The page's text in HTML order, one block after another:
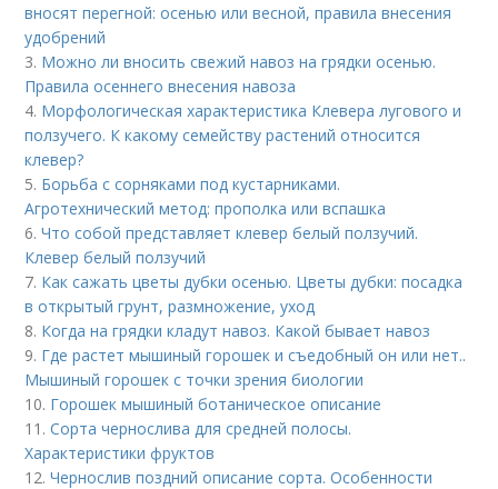
вносят перегной: осенью или весной, правила внесения
удобрений
3. Можно ли вносить свежий навоз на грядки осенью.
Правила осеннего внесения навоза
4. Морфологическая характеристика Клевера лугового и
ползучего. К какому семейству растений относится
клевер?
5. Борьба с сорняками под кустарниками.
Агротехнический метод: прополка или вспашка
6.Что собой представляет клевер белый ползучий.
Клевер белый ползучий
7. Как сажать цветы дубки осенью. Цветы дубки: посадка
в открытый грунт, размножение, уход
8. Когда на грядки кладут навоз. Какой бывает навоз
9. Где растет мышиный горошек и съедобный он или нет..
Мышиный горошек с точки зрения биологии
10. Горошек мышиный ботаническое описание
11.Сорта чернослива для средней полосы.
Характеристики фруктов
12.Чернослив поздний описание сорта. Особенности